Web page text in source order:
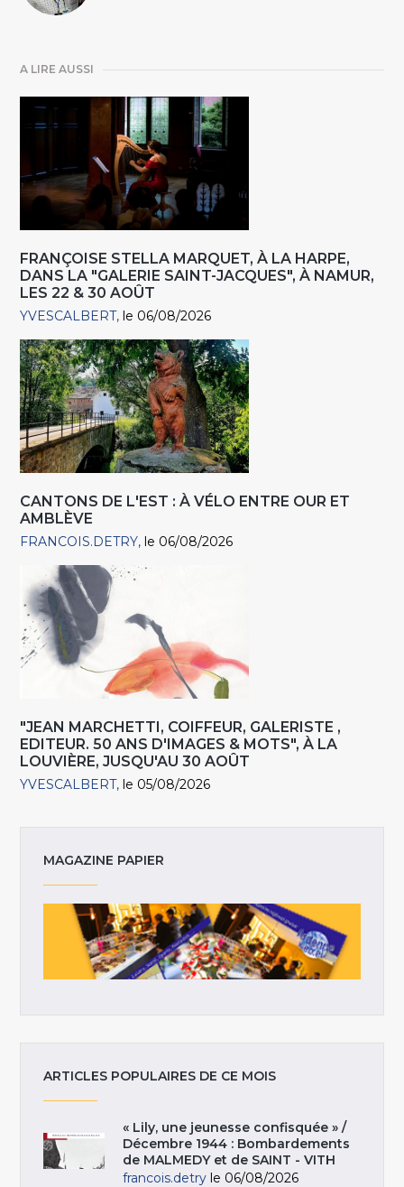
A LIRE AUSSI
FRANÇOISE STELLA MARQUET, À LA HARPE,
DANS LA "GALERIE SAINT-JACQUES", À NAMUR,
LES 22 & 30 AOÛT
YVESCALBERT le 06/08/2026
CANTONS DE L'EST : À VÉLO ENTRE OUR ET
AMBLÈVE
FRANCOIS.DETRY le 06/08/2026
"JEAN MARCHETTI, COIFFEUR, GALERISTE ,
EDITEUR. 50 ANS D'IMAGES & MOTS", À LA
LOUVIÈRE, JUSQU'AU 30 AOÛT
YVESCALBERT le 05/08/2026
MAGAZINE PAPIER
ARTICLES POPULAIRES DE CE MOIS
« Lily, une jeunesse confisquée » /
Décembre 1944 : Bombardements
de MALMEDY et de SAINT - VITH
francois.detry le 06/08/2026